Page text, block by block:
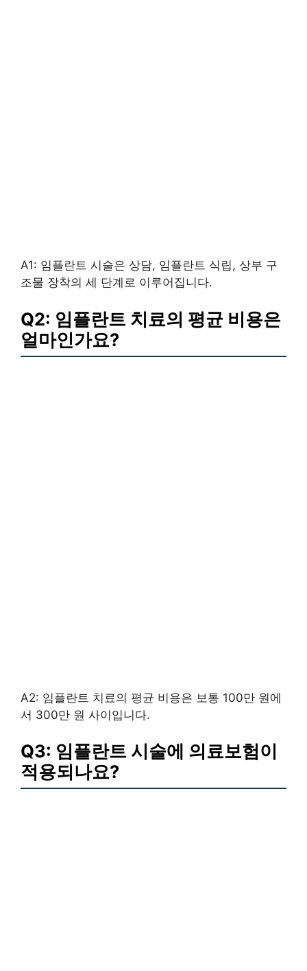
A1: 임플란트 시술은 상담, 임플란트 식립, 상부 구
조물 장착의 세 단계로 이루어집니다.
Q2: 임플란트 치료의 평균 비용은
얼마인가요?
A2: 임플란트 치료의 평균 비용은 보통 100만 원에
서 300만 원 사이입니다.
Q3: 임플란트 시술에 의료보험이
적용되나요?